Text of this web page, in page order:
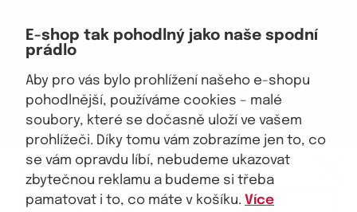
E-shop tak pohodlný jako naše spodní
prádlo
Aby pro vás bylo prohlížení našeho e-shopu
pohodlnější, používáme cookies – malé
soubory, které se dočasně uloží ve vašem
prohlížeči. Díky tomu vám zobrazíme jen to, co
se vám opravdu líbí, nebudeme ukazovat
zbytečnou reklamu a budeme si třeba
pamatovat i to, co máte v košíku. Více
Velkoobchod
Vrácení zboží, reklamace
Obchodní podmínky
Průvodce spokojené ženy
Staňte se naším fanouškem
eKAPO KLUB
Sleva 100 Kč na první nákupnad 1000 Kč